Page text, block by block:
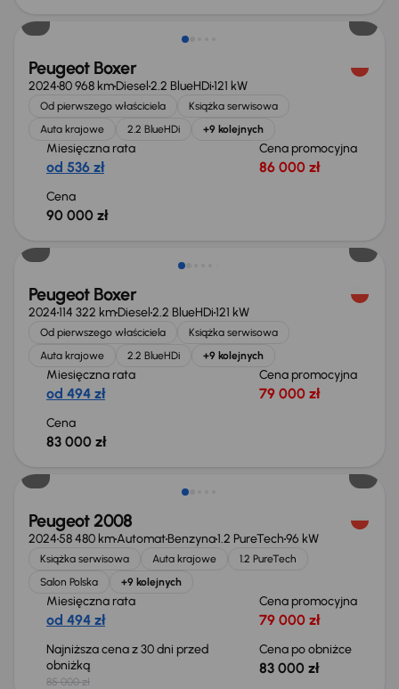
Peugeot Boxer
202480 968 kmDiesel2.2 BlueHDi121 kW
Od pierwszego właściciela
Książka serwisowa
Auta krajowe
2.2 BlueHDi +9 kolejnych
Miesięczna rata
od 536 zł
Cena promocyjna
86 000 zł
Cena
90 000 zł
Peugeot Boxer
2024114 322 kmDiesel2.2 BlueHDi121 kW
Od pierwszego właściciela
Książka serwisowa
Auta krajowe
2.2 BlueHDi +9 kolejnych
Miesięczna rata
od 494 zł
Cena promocyjna
79 000 zł
Cena
83 000 zł
Taniej o 2 000 zł
Peugeot 2008
202458 480 kmAutomatBenzyna1.2 PureTech96 kW
Książka serwisowa Auta krajowe
1.2 PureTech
Salon Polska
+9 kolejnych
Miesięczna rata
od 494 zł
Cena promocyjna
79 000 zł
Najniższa cena z 30 dni przed
obniżką
85 000 zł
Cena po obniżce
83 000 zł